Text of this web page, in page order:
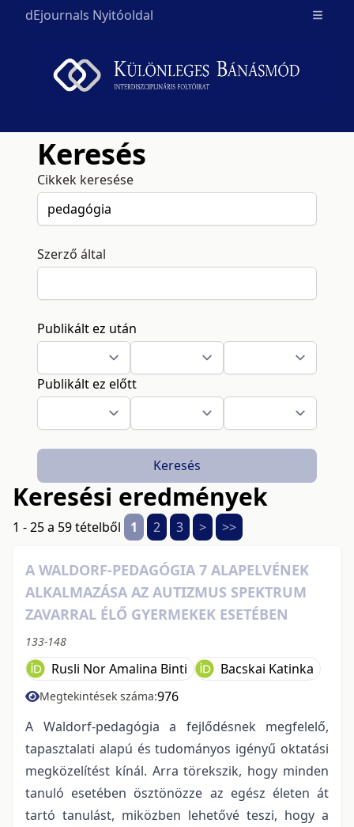
dEjournals Nyitóoldal Open
Keresés
Cikkek keresése
Szerző által
Publikált ez után
Publikált ez előtt
Keresés
Keresési eredmények
1 - 25 a 59 tételből 1 2 3 > >>
A WALDORF-PEDAGÓGIA 7 ALAPELVÉNEK
ALKALMAZÁSA AZ AUTIZMUS SPEKTRUM
ZAVARRAL ÉLŐ GYERMEKEK ESETÉBEN
133-148
Rusli Nor Amalina Binti Bacskai Katinka
Megtekintések száma:976
A Waldorf-pedagógia a fejlődésnek megfelelő,
tapasztalati alapú és tudományos igényű oktatási
megközelítést kínál. Arra törekszik, hogy minden
tanuló esetében ösztönözze az egész életen át
tartó tanulást, miközben lehetővé teszi, hogy a